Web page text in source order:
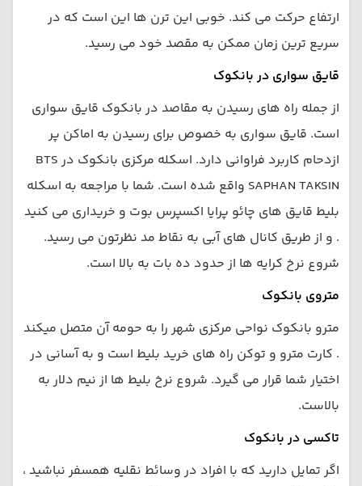
ارتفاع حرکت می کند. خوبی این ترن ها این است که در
سریع ترین زمان ممکن به مقصد خود می رسید.
قایق سواری در بانکوک
از جمله راه های رسیدن به مقاصد در بانکوک قایق سواری
است. قایق سواری به خصوص برای رسیدن به اماکن پر
ازدحام کاربرد فراوانی دارد. اسکله مرکزی بانکوک در BTS
SAPHAN TAKSIN واقع شده است. شما با مراجعه به اسکله
بلیط قایق های چائو پرایا اکسپرس بوت و خریداری می کنید
. و از طریق کانال های آبی به نقاط مد نظرتون می رسید.
شروع نرخ کرایه ها از حدود ده بات به بالا است.
متروی بانکوک
مترو بانکوک نواحی مرکزی شهر را به حومه آن متصل میکند
. کارت مترو و توکن راه های خرید بلیط است و به آسانی در
اختیار شما قرار می گیرد. شروع نرخ بلیط ها از نیم دلار به
بالاست.
تاکسی در بانکوک
اگر تمایل دارید که با افراد در وسائط نقلیه همسفر نباشید ،